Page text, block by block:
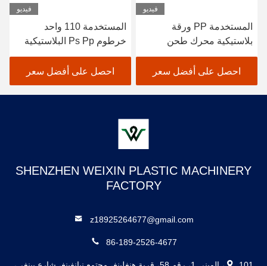
فيديو
المستخدمة PP ورقة
بلاستيكية محرك طحن
المسمار مخصصة
احصل على أفضل سعر
فيديو
المستخدمة 110 واحد
خرطوم Ps Pp البلاستيكية
المنسحجة
احصل على أفضل سعر
SHENZHEN WEIXIN PLASTIC MACHINERY
FACTORY
z18925264677@gmail.com
86-189-2526-4677